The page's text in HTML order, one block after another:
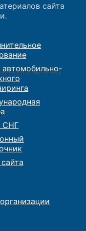
сайта
автомобильно-
СНГ